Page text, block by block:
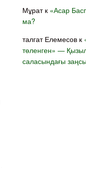
Мұратк «Асар
ма?
талгат Елемесов к
төленген» —
саласындағы